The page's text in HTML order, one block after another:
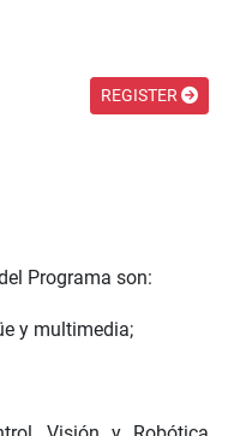
REGISTER
Programa son:
y multimedia;